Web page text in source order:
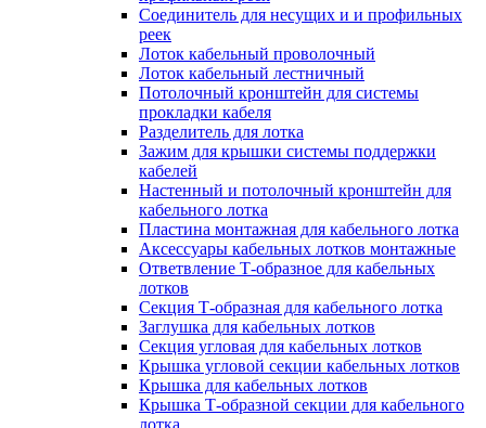
Соединитель для несущих и и профильных
реек
Лоток кабельный проволочный
Лоток кабельный лестничный
Потолочный кронштейн для системы
прокладки кабеля
Разделитель для лотка
Зажим для крышки системы поддержки
кабелей
Настенный и потолочный кронштейн для
кабельного лотка
Пластина монтажная для кабельного лотка
Аксессуары кабельных лотков монтажные
Ответвление Т-образное для кабельных
лотков
Секция Т-образная для кабельного лотка
Заглушка для кабельных лотков
Секция угловая для кабельных лотков
Крышка угловой секции кабельных лотков
Крышка для кабельных лотков
Крышка Т-образной секции для кабельного
лотка